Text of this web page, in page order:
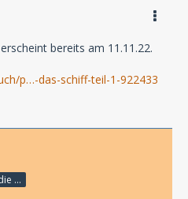
bereits am 11.11.22.
p…-das-schiff-teil-1-922433
...wo nehme ich nur die Zeit her, so vieles nicht zu hören?